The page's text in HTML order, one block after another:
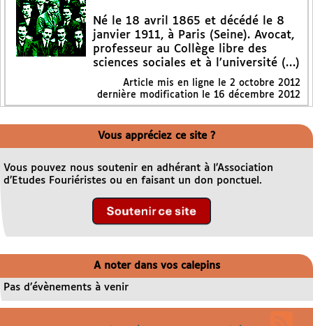
Né le 18 avril 1865 et décédé le 8
janvier 1911, à Paris (Seine). Avocat,
professeur au Collège libre des
sciences sociales et à l’université (…)
Article mis en ligne le 2 octobre 2012
dernière modification le 16 décembre 2012
Vous appréciez ce site ?
Vous pouvez nous soutenir en adhérant à l’Association
d’Etudes Fouriéristes ou en faisant un don ponctuel.
A noter dans vos calepins
Pas d’évènements à venir